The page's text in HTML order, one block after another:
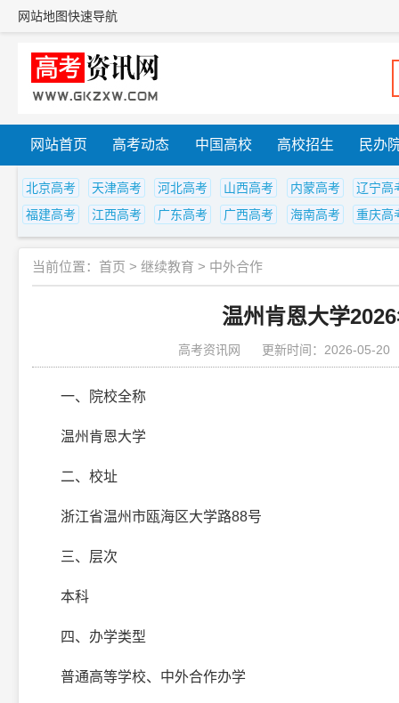
网站地图快速导航
网站首页 高考动态 中国高校 高校招生 民办
北京高考 天津高考 河北高考 山西高考 内蒙高考
辽宁高
福建高考
江西高考 广东高考 广西高考 海南高考 重庆高
当前位置： 首页 > 继续教育 > 中外合作
温州肯恩大学
高考资讯网 更新时间：2026-05-20
一、院校全称
温州肯恩大学
二、校址
浙江省温州市瓯海区大学路88号
三、层次
本科
四、办学类型
普通高等学校、中外合作办学